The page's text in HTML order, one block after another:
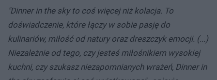
"Dinner in the sky to coś więcej niż kolacja. To
doświadczenie, które łączy w sobie pasję do
kulinariów, miłość od natury oraz dreszczyk emocji. (...)
Niezależnie od tego, czy jesteś miłośnikiem wysokiej
kuchni, czy szukasz niezapomnianych wrażeń, Dinner in